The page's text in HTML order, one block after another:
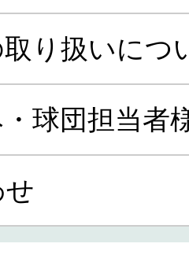
り扱いにつ
球団担当者